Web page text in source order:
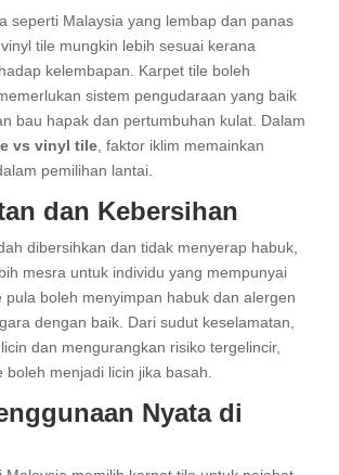
seperti Malaysia yang lembap dan panas
tile mungkin lebih sesuai kerana
kelembapan. Karpet tile boleh
sistem pengudaraan yang baik
bau hapak dan pertumbuhan kulat. Dalam
vs vinyl tile , faktor iklim memainkan
pemilihan lantai.
dan Kebersihan
dibersihkan dan tidak menyerap habuk,
mesra untuk individu yang mempunyai
pula boleh menyimpan habuk dan alergen
dengan baik. Dari sudut keselamatan,
dan mengurangkan risiko tergelincir,
boleh menjadi licin jika basah.
Nyata di